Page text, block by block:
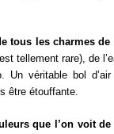
tous les charmes
tellement rare), de
véritable bol
être étouffante.
que l’on voit de